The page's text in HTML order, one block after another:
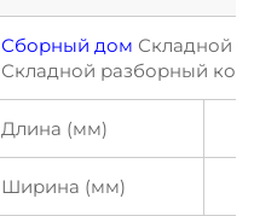
Сборный дом Складной
Складной разборный
Длина (мм)
Ширина (мм)